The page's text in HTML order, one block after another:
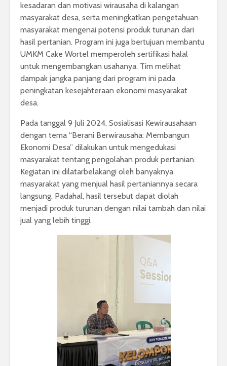
kesadaran dan motivasi wirausaha di kalangan
masyarakat desa, serta meningkatkan pengetahuan
masyarakat mengenai potensi produk turunan dari
hasil pertanian. Program ini juga bertujuan membantu
UMKM Cake Wortel memperoleh sertifikasi halal
untuk mengembangkan usahanya. Tim melihat
dampak jangka panjang dari program ini pada
peningkatan kesejahteraan ekonomi masyarakat
desa.
Pada tanggal 9 Juli 2024, Sosialisasi Kewirausahaan
dengan tema “Berani Berwirausaha: Membangun
Ekonomi Desa” dilakukan untuk mengedukasi
masyarakat tentang pengolahan produk pertanian.
Kegiatan ini dilatarbelakangi oleh banyaknya
masyarakat yang menjual hasil pertaniannya secara
langsung. Padahal, hasil tersebut dapat diolah
menjadi produk turunan dengan nilai tambah dan nilai
jual yang lebih tinggi.